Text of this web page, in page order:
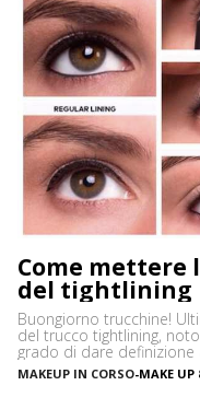
Come mettere
del tightlining |
Buongiorno trucchine!
del trucco tightlining,
grado di dare
espressivi e le ciglia più
Vediamo insieme cos’è
MAKEUP IN CORSO-MAKE UP